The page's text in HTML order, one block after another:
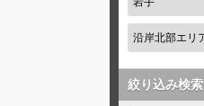
絞り込み検索